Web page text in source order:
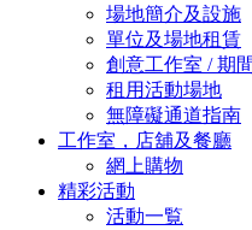
場地簡介及設施
單位及場地租賃
創意工作室 / 期
租用活動場地
無障礙通道指南
工作室，店舖及餐廳
網上購物
精彩活動
活動一覧